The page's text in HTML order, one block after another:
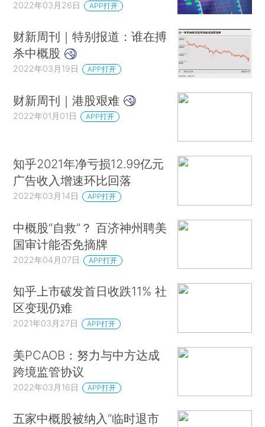
2022年03月26日 APP打开
财新周刊｜特别报道：谁在搏
杀中概股
2022年03月19日 APP打开
财新周刊｜港股艰难
2022年01月01日 APP打开
知乎2021年净亏损12.99亿元
广告收入增速环比回落
2022年03月14日 APP打开
中概股“自救”？ 百济神州聘美
国审计能否免摘牌
2022年04月07日 APP打开
知乎上市破发首日收跌11% 社
区变现仍难
2021年03月27日 APP打开
美PCAOB：努力与中方达成
跨境监管协议
2022年03月16日 APP打开
五家中概股被纳入“临时退市